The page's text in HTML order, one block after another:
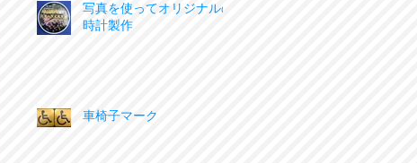
写真を使ってオリジナルの
時計製作
車椅子マーク